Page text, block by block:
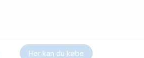
Her kan du købe